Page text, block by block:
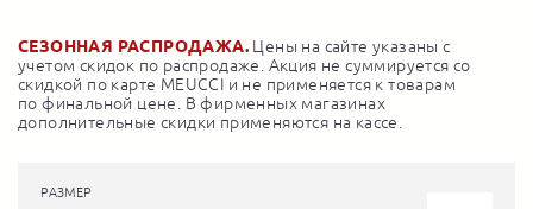
СЕЗОННАЯ РАСПРОДАЖА. Цены на сайте указаны с
учетом скидок по распродаже. Акция не суммируется со
скидкой по карте MEUCCI и не применяется к товарам
по финальной цене. В фирменных магазинах
дополнительные скидки применяются на кассе.
РАЗМЕР